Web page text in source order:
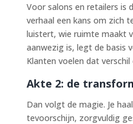
Voor salons en retailers is
verhaal een kans om zich
luistert, wie ruimte maakt
aanwezig is, legt de basis
Klanten voelen dat
Akte 2: de
Dan volgt de magie. Je
tevoorschijn, zorgvuldig